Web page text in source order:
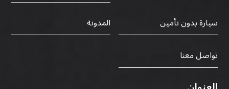
سيارة بدون تأمين
المدونة
تواصل معنا